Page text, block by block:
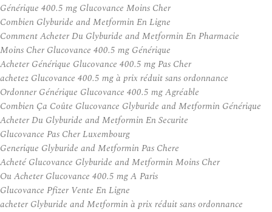
Générique 400.5 mg Glucovance Moins Cher
Combien Glyburide and Metformin En Ligne
Comment Acheter Du Glyburide and Metformin En Pharmacie
Moins Cher Glucovance 400.5 mg Générique
Acheter Générique Glucovance 400.5 mg Pas Cher
achetez Glucovance 400.5 mg à prix réduit sans ordonnance
Ordonner Générique Glucovance 400.5 mg Agréable
Combien Ça Coûte Glucovance Glyburide and Metformin Générique
Acheter Du Glyburide and Metformin En Securite
Glucovance Pas Cher Luxembourg
Generique Glyburide and Metformin Pas Chere
Acheté Glucovance Glyburide and Metformin Moins Cher
Ou Acheter Glucovance 400.5 mg A Paris
Glucovance Pfizer Vente En Ligne
acheter Glyburide and Metformin à prix réduit sans ordonnance